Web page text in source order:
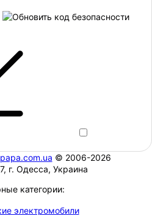
papa.com.ua © 2006-2026
г. Одесса, Украина
категории:
электромобили